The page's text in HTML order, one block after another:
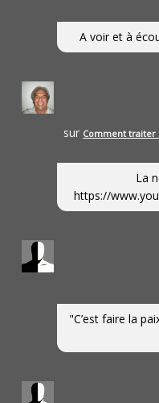
A voir et à
sur Comment traiter
La
https://
"C’est faire la